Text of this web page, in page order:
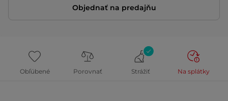
Objednať na predajňu
Obľúbené Porovnať Strážiť Na splátky